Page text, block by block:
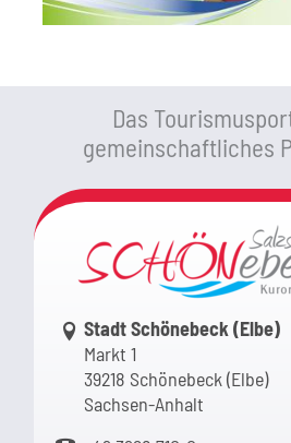
Das
gemeinschaftliches
Link zur Google-Maps
Stadt Schönebeck (Elbe)
Markt 1
39218 Schönebeck (Elbe)
Sachsen-Anhalt